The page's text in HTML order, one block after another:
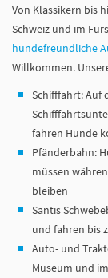
Von Klassikern bis
Schweiz und im
hundefreundliche
Willkommen.
Schifffahrt: Auf
fahren Hunde
Pfänderbahn:
müssen
bleiben
Säntis
und fahren bis
Auto- und
Museum und